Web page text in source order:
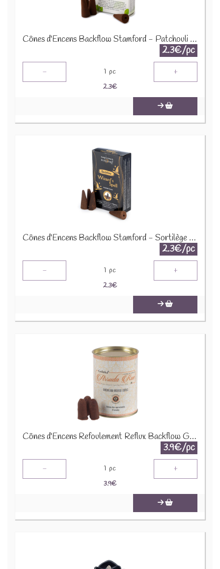
Cônes d'Encens Backflow Stamford - Patchouli 37428
2.3€/pc
- 1 pc +
2.3€
Cônes d'Encens Backflow Stamford - Sortilège des Sorcières 37486
2.3€/pc
- 1 pc +
2.3€
Cônes d'Encens Refoulement Reflux Backflow Goloka - Herbe de Grâce INC504
3.9€/pc
- 1 pc +
3.9€